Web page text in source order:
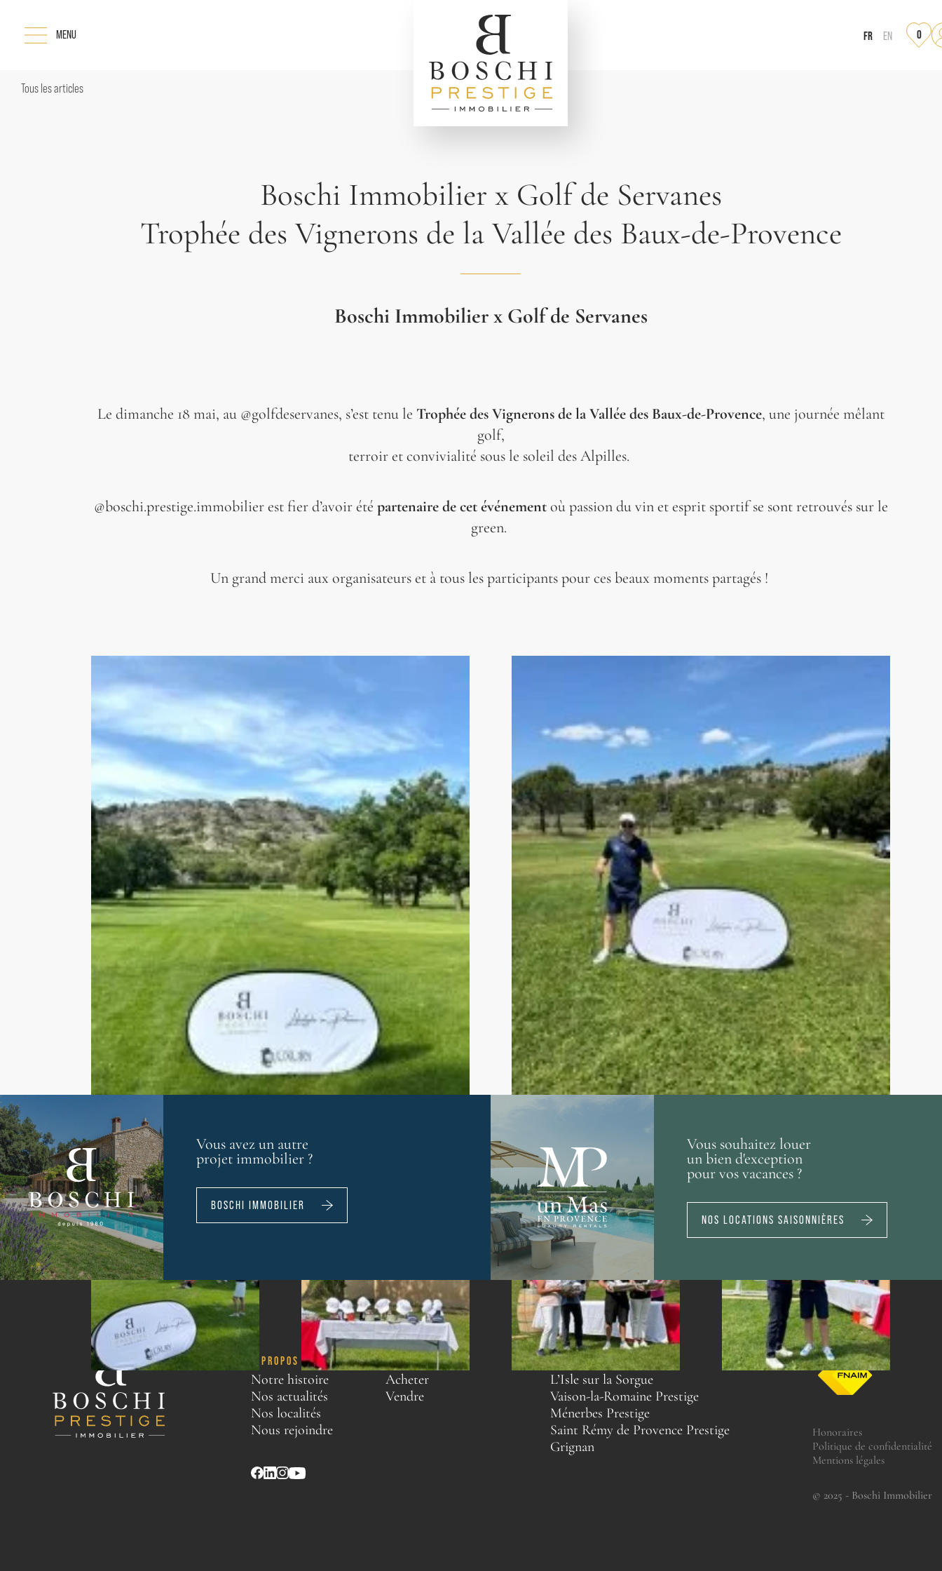
MENU FR EN 0
Tous les articles
Boschi Immobilier x Golf de Servanes
Trophée des Vignerons de la Vallée des Baux-de-Provence
Boschi Immobilier x Golf de Servanes
Le dimanche 18 mai, au @golfdeservanes, s’est tenu le Trophée des Vignerons de la Vallée des Baux-de-Provence, une journée mêlant
golf,
terroir et convivialité sous le soleil des Alpilles.
@boschi.prestige.immobilier est fier d’avoir été partenaire de cet événementoù passion du vin et esprit sportif se sont retrouvés sur le
green.
Un grand merci aux organisateurs et à tous les participants pour ces beaux moments partagés !
Vous avez un autre
projet immobilier ?
BOSCHI IMMOBILIER
Vous souhaitez louer
un bien d'exception
pour vos vacances ?
NOS LOCATIONS SAISONNIÈRES
À PROPOS
Notre histoire
Nos actualités
Nos localités
Nous rejoindre
SERVICES
Acheter
Vendre
NOS AGENCES
L’Isle sur la Sorgue
Vaison-la-Romaine Prestige
Ménerbes Prestige
Saint Rémy de Provence Prestige
Grignan
Honoraires
Politique de confidentialité
Mentions légales
© 2025 - Boschi Immobilier